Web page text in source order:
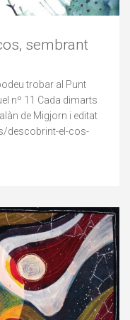
sembrant
trobar al Punt
nº 11 Cada dimarts
de Migjorn i editat
descobrint-el-cos-